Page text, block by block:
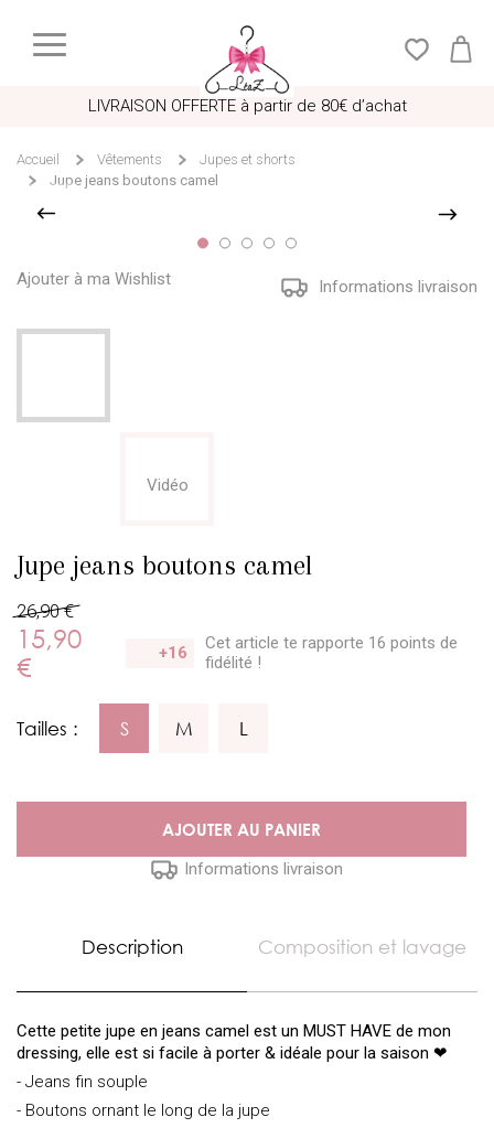
LIVRAISON OFFERTE à partir de 80€ d’achat
Accueil Vêtements
Jupes et shorts
Jupe jeans boutons camel
Ajouter à ma Wishlist Informations livraison
Vidéo
Jupe jeans boutons camel
26,90 €
15,90
€
+16 Cet article te rapporte 16 points de
fidélité !
Tailles : S M L
AJOUTER AU PANIER
Informations livraison
Description Composition et lavage
Cette petite jupe en jeans camel est un MUST HAVE de mon
dressing, elle est si facile à porter & idéale pour la saison ❤
- Jeans fin souple
- Boutons ornant le long de la jupe